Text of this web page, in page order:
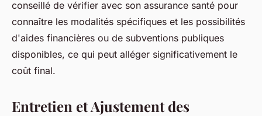
conseillé de vérifier avec son assurance santé pour
connaître les modalités spécifiques et les possibilités
d'aides financières ou de subventions publiques
disponibles, ce qui peut alléger significativement le
coût final.
Entretien et Ajustement des